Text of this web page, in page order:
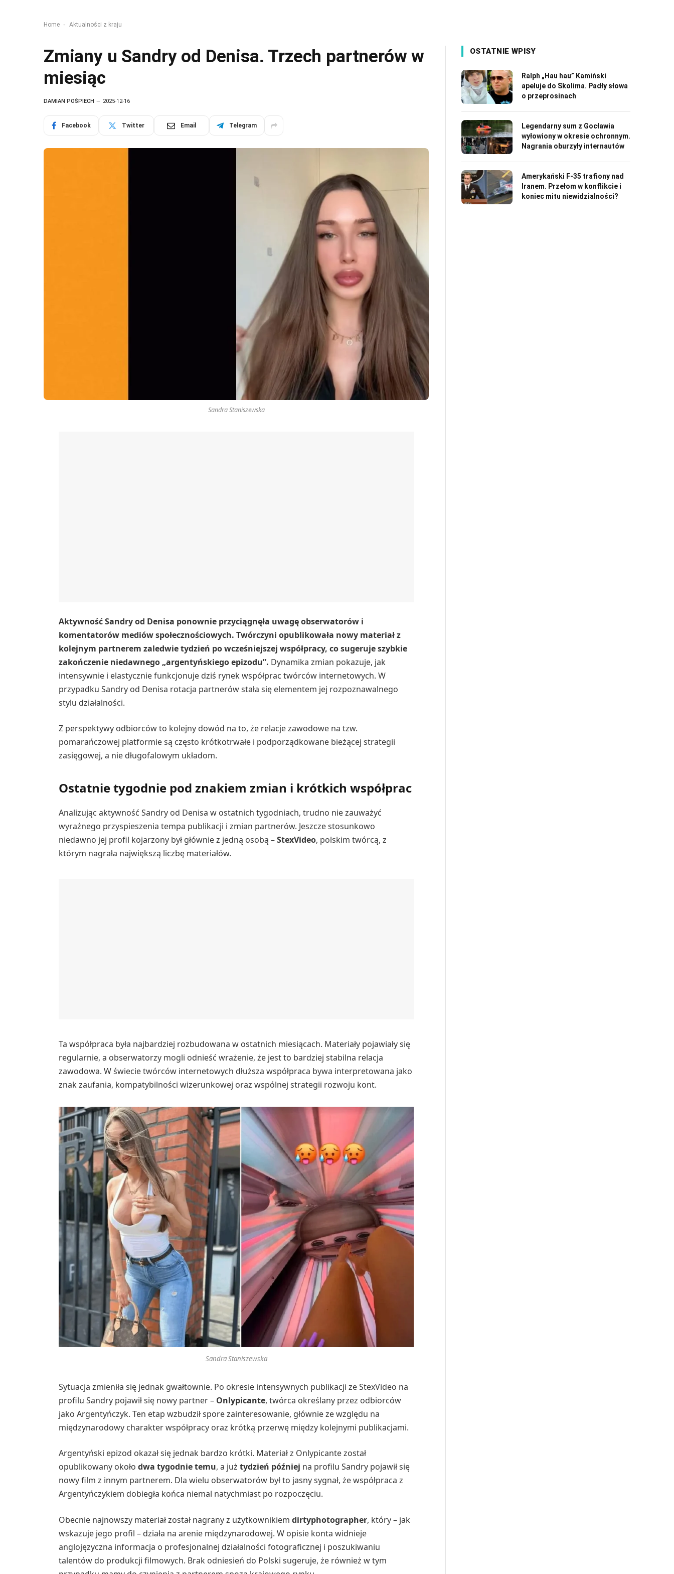
Home - Aktualności z kraju
Zmiany u Sandry od Denisa. Trzech partnerów w
miesiąc
DAMIAN POŚPIECH 2025-12-16
Facebook Twitter Email Telegram
Sandra Staniszewska
Aktywność Sandry od Denisa ponownie przyciągnęła uwagę obserwatorów i
komentatorów mediów społecznościowych. Twórczyni opublikowała nowy materiał z
kolejnym partnerem zaledwie tydzień po wcześniejszej współpracy, co sugeruje szybkie
zakończenie niedawnego „argentyńskiego epizodu”. Dynamika zmian pokazuje, jak
intensywnie i elastycznie funkcjonuje dziś rynek współprac twórców internetowych. W
przypadku Sandry od Denisa rotacja partnerów stała się elementem jej rozpoznawalnego
stylu działalności.
Z perspektywy odbiorców to kolejny dowód na to, że relacje zawodowe na tzw.
pomarańczowej platformie są często krótkotrwałe i podporządkowane bieżącej strategii
zasięgowej, a nie długofalowym układom.
Ostatnie tygodnie pod znakiem zmian i krótkich współprac
Analizując aktywność Sandry od Denisa w ostatnich tygodniach, trudno nie zauważyć
wyraźnego przyspieszenia tempa publikacji i zmian partnerów. Jeszcze stosunkowo
niedawno jej profil kojarzony był głównie z jedną osobą –StexVideo, polskim twórcą, z
którym nagrała największą liczbę materiałów.
Ta współpraca była najbardziej rozbudowana w ostatnich miesiącach. Materiały pojawiały się
regularnie, a obserwatorzy mogli odnieść wrażenie, że jest to bardziej stabilna relacja
zawodowa. W świecie twórców internetowych dłuższa współpraca bywa interpretowana jako
znak zaufania, kompatybilności wizerunkowej oraz wspólnej strategii rozwoju kont.
Sandra Staniszewska
Sytuacja zmieniła się jednak gwałtownie. Po okresie intensywnych publikacji ze StexVideo na
profilu Sandry pojawił się nowy partner – Onlypicante, twórca określany przez odbiorców
jako Argentyńczyk. Ten etap wzbudził spore zainteresowanie, głównie ze względu na
międzynarodowy charakter współpracy oraz krótką przerwę między kolejnymi publikacjami.
Argentyński epizod okazał się jednak bardzo krótki. Materiał z Onlypicante został
opublikowany okołodwa tygodnie temu, a jużtydzień później na profilu Sandry pojawił się
nowy film z innym partnerem. Dla wielu obserwatorów był to jasny sygnał, że współpraca z
Argentyńczykiem dobiegła końca niemal natychmiast po rozpoczęciu.
Obecnie najnowszy materiał został nagrany z użytkownikiemdirtyphotographer, który – jak
wskazuje jego profil – działa na arenie międzynarodowej. W opisie konta widnieje
anglojęzyczna informacja o profesjonalnej działalności fotograficznej i poszukiwaniu
talentów do produkcji filmowych. Brak odniesień do Polski sugeruje, że również w tym
OSTATNIE WPISY
Ralph „Hau hau” Kamiński
apeluje do Skolima. Padły słowa
o przeprosinach
Legendarny sum z Gocławia
wyłowiony w okresie ochronnym.
Nagrania oburzyły internautów
Amerykański F-35 trafiony nad
Iranem. Przełom w konflikcie i
koniec mitu niewidzialności?